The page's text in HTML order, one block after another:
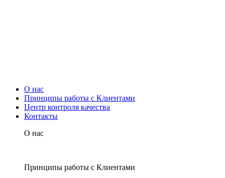
О нас
Принципы работы с Клиентами
Центр контроля качества
Контакты
О нас
Принципы работы с Клиентами